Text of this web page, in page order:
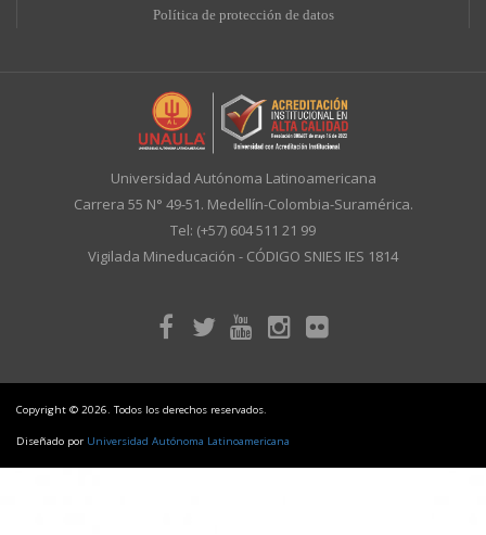
Política de protección de datos
Universidad Autónoma Latinoamericana
Carrera 55 N° 49-51. Medellín-Colombia-Suramérica.
Tel: (+57) 604 511 21 99
Vigilada Mineducación - CÓDIGO SNIES IES 1814
Copyright © 2026. Todos los derechos reservados.
Diseñado por Universidad Autónoma Latinoamericana